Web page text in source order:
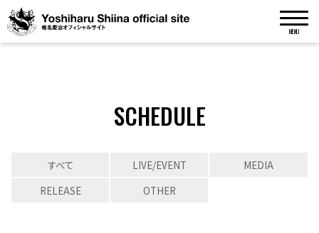
MENU
SCHEDULE
すべて LIVE/EVENT
MEDIA
RELEASE
OTHER